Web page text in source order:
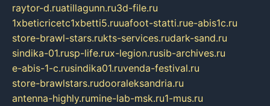
raytor-d.ruatillagunn.ru3d-file.ru
1xbeticricetc1xbetti5.ruuafoot-statti.rue-abis1c.ru
store-brawl-stars.rukts-services.rudark-sand.ru
sindika-01.rusp-life.rux-legion.rusib-archives.ru
e-abis-1-c.rusindika01.ruvenda-festival.ru
store-brawlstars.rudooraleksandria.ru
antenna-highly.rumine-lab-msk.ru1-mus.ru